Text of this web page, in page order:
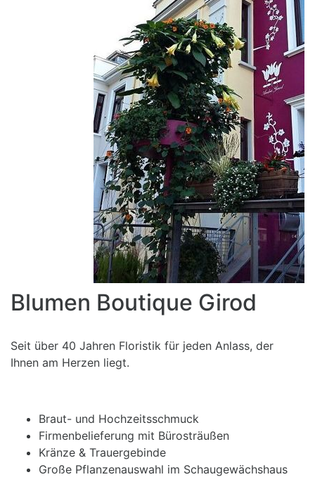
Blumen Boutique Girod
Seit über 40 Jahren Floristik für jeden Anlass, der
Ihnen am Herzen liegt.
Braut- und Hochzeitsschmuck
Firmenbelieferung mit Bürosträußen
Kränze & Trauergebinde
Große Pflanzenauswahl im Schaugewächshaus